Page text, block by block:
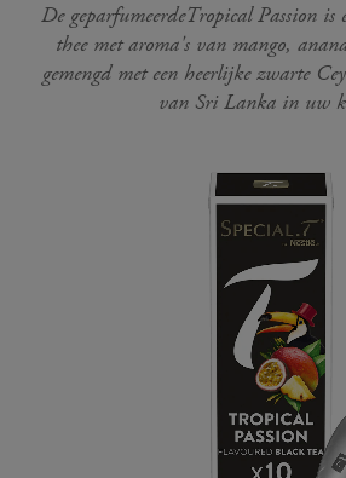
De geparfumeerdeTropical Passion is
thee met aroma's van mango,
gemengd met een heerlijke zwarte
van Sri Lanka in uw